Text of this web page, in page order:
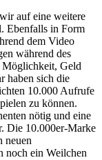
auf eine weitere
Ebenfalls in Form
dem Video
während des
Möglichkeit, Geld
haben sich die
10.000 Aufrufe
zu können.
nötig und eine
Die 10.000er-Marke
neuen
noch ein Weilchen